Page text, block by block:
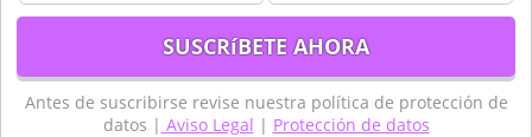
Antes de suscribirse revise nuestra política de protección de
datos | Aviso Legal | Protección de datos